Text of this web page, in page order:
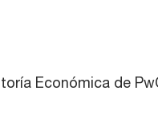
Económica de